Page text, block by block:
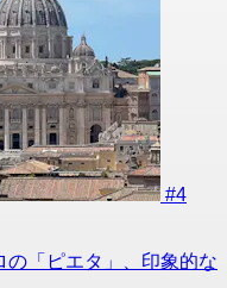
#4
「ピエタ」、印象的な